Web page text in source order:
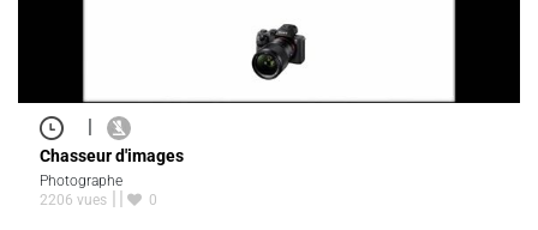
|
Chasseur d'images
Photographe
2206 vues
0